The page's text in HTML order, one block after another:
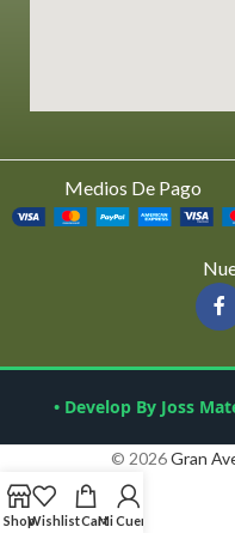
Medios De Pago
• Develop By Joss
© 2026Gran
ShopWishlistCartMi Cuenta